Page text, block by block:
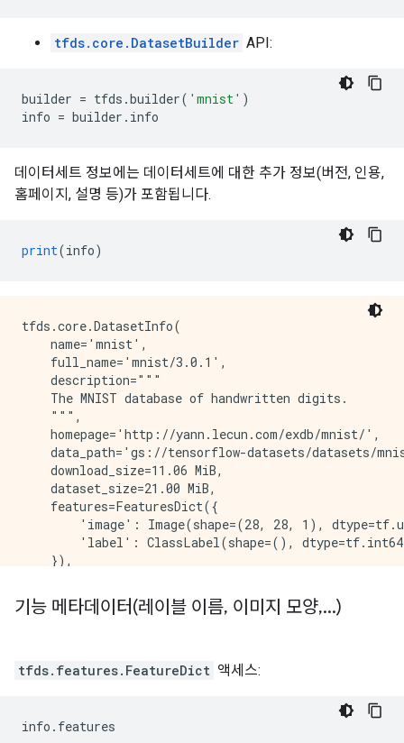
tfds.core.DatasetBuilder API:
builder = tfds .builder( 'mnist' )
info = builder . info
데이터세트 정보에는 데이터세트에 대한 추가 정보(버전, 인용,
홈페이지, 설명 등)가 포함됩니다.
print(info)
tfds.core.DatasetInfo(
    name='mnist',
    full_name='mnist/3.0.1',
    description="""
    The MNIST database of handwritten digits.
    """,
    homepage='http://yann.lecun.com/exdb/mnist/',
data_path='gs://tensorflow-datasets/datasets/
    download_size=11.06 MiB,
    dataset_size=21.00 MiB,
    features=FeaturesDict({
'image': Image(shape=(28, 28, 1),
'label': ClassLabel(shape=(),
    }),
    disable_shuffling=False,
    splits={
    },
      title={MNIST handwritten digit database},
author={LeCun, Yann and Cortes, Corinna and
기능 메타데이터(레이블 이름, 이미지 모양,...)
tfds.features.FeatureDict 액세스:
info . features